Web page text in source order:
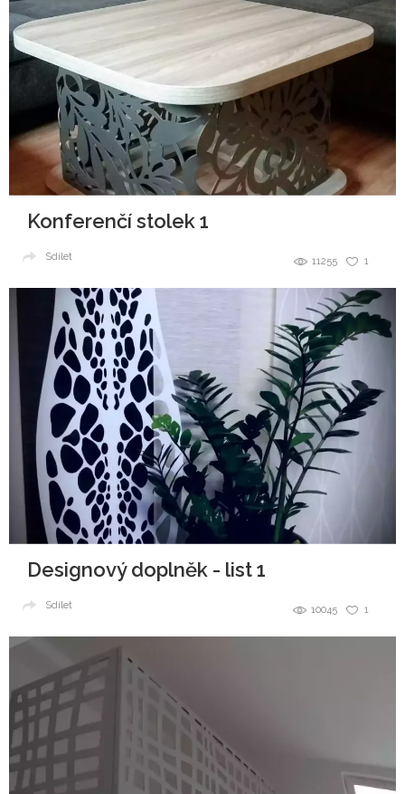
Konferenčí stolek 1
1
11255
Sdílet
Designový doplněk - list 1
1
10045
Sdílet